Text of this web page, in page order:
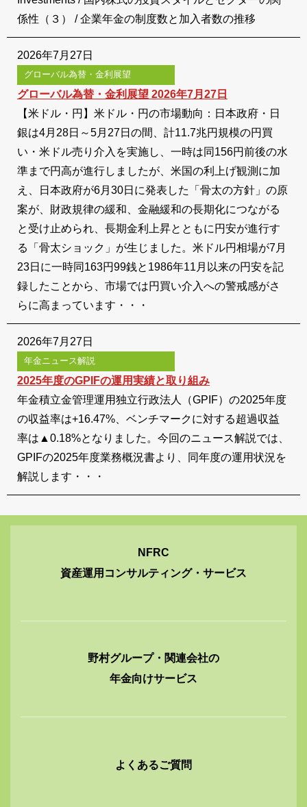
係性（３） / 企業年金の制度数と加入者数の推移
2026年7月27日
グローバル為替・金利展望
グローバル為替・金利展望 2026年7月27日
【米ドル・円】米ドル・円の市場動向：日本政府・日
銀は4月28日～5月27日の間、計11.7兆円規模の円買
い・米ドル売り介入を実施し、一時は同156円前後の水
準まで円高が進行しましたが、米国の利上げ観測に加
え、日本政府が6月30日に発表した「骨太の方針」の原
案が、財政規律の緩和、金融緩和の長期化につながる
と受け止められ、長期金利上昇とともに円安が進行す
る「骨太ショック」が生じました。米ドル円相場が7月
23日に一時同163円99銭と1986年11月以来の円安を記
録したことから、市場では円買い介入への警戒感がさ
らに高まっています・・・
2026年7月27日
年金ニュース解説
2025年度のGPIFの運用実績と取り組み
年金積立金管理運用独立行政法人（GPIF）の2025年度
の収益率は+16.47%、ベンチマークに対する超過収益
率は▲0.18%となりました。今回のニュース解説では、
GPIFの2025年度業務概況書より、同年度の運用状況を
解説します・・・
NFRC
資産運用コンサルティング・サービス
野村グループ・関連会社の
年金向けサービス
よくあるご質問